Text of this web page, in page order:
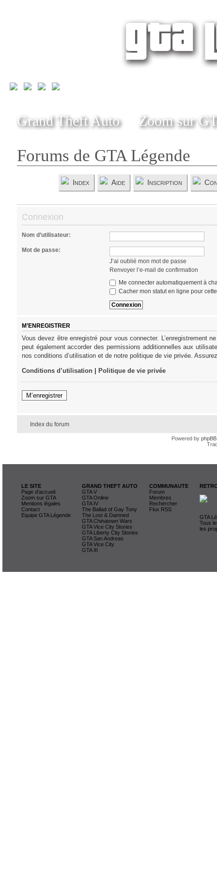
Grand Theft Auto Zoom sur
Forums de GTA Légende
Index Aide Inscription
Connexion
Nom d’utilisateur:
Mot de passe:
J’ai oublié mon mot de passe
Renvoyer l’e-mail de confirmation
Me connecter automatiquement à
Cacher mon statut en ligne pour
M’ENREGISTRER
Vous devez être enregistré pour vous connecter. L’enregistrement
peut également accorder des permissions additionnelles aux
nos conditions d’utilisation et de notre politique de vie privée.
Conditions d’utilisation| Politique de vie privée
M’enregistrer
Index du forum
Powered by phpBB
LE SITE
Page d'accueil
Zoom sur GTA
Mentions légales
Contact
Equipe GTA Légende
GRAND THEFT AUTO
GTA V
GTA Online
GTA IV
The Ballad of Gay Tony
The Lost & Damned
GTA Chinatown Wars
GTA Vice City Stories
GTA Liberty City Stories
GTA San Andreas
GTA Vice City
GTA III
COMMUNAUTE
Forum
Membres
Rechercher
Flux RSS
GTA
Tous
les